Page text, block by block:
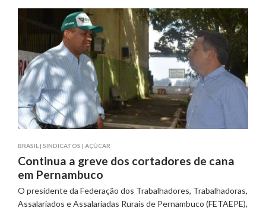
BRASIL | SINDICATOS | AÇÚCAR
Continua a greve dos cortadores de cana
em Pernambuco
O presidente da Federação dos Trabalhadores, Trabalhadoras,
Assalariados e Assalariadas Rurais de Pernambuco (FETAEPE),